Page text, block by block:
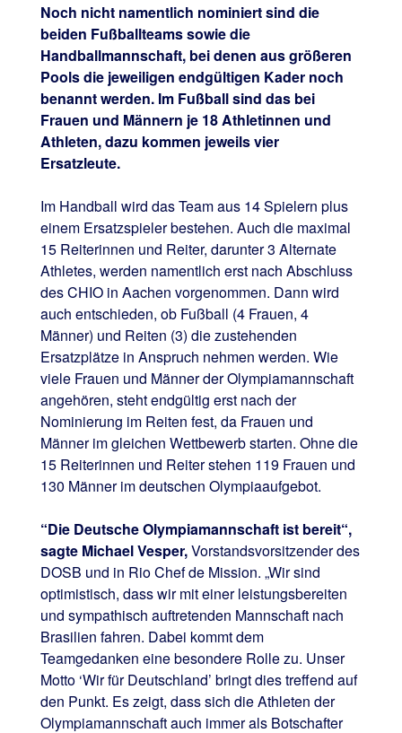
Noch nicht namentlich nominiert sind die
beiden Fußballteams sowie die
Handballmannschaft, bei denen aus größeren
Pools die jeweiligen endgültigen Kader noch
benannt werden. Im Fußball sind das bei
Frauen und Männern je 18 Athletinnen und
Athleten, dazu kommen jeweils vier
Ersatzleute.
Im Handball wird das Team aus 14 Spielern plus
einem Ersatzspieler bestehen. Auch die maximal
15 Reiterinnen und Reiter, darunter 3 Alternate
Athletes, werden namentlich erst nach Abschluss
des CHIO in Aachen vorgenommen. Dann wird
auch entschieden, ob Fußball (4 Frauen, 4
Männer) und Reiten (3) die zustehenden
Ersatzplätze in Anspruch nehmen werden. Wie
viele Frauen und Männer der Olympiamannschaft
angehören, steht endgültig erst nach der
Nominierung im Reiten fest, da Frauen und
Männer im gleichen Wettbewerb starten. Ohne die
15 Reiterinnen und Reiter stehen 119 Frauen und
130 Männer im deutschen Olympiaaufgebot.
“Die Deutsche Olympiamannschaft ist bereit“,
sagte Michael Vesper,Vorstandsvorsitzender des
DOSB und in Rio Chef de Mission. „Wir sind
optimistisch, dass wir mit einer leistungsbereiten
und sympathisch auftretenden Mannschaft nach
Brasilien fahren. Dabei kommt dem
Teamgedanken eine besondere Rolle zu. Unser
Motto ‘Wir für Deutschland’ bringt dies treffend auf
den Punkt. Es zeigt, dass sich die Athleten der
Olympiamannschaft auch immer als Botschafter